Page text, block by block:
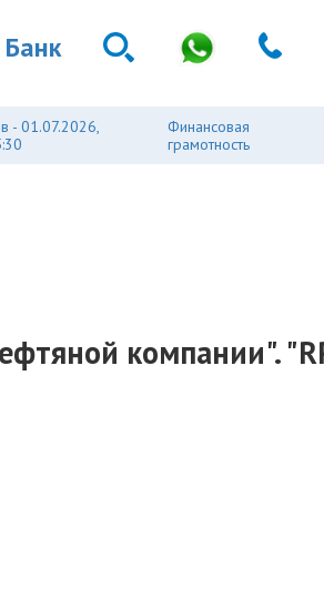
Банк
- 01.07.2026,
Финансовая
грамотность
компании".